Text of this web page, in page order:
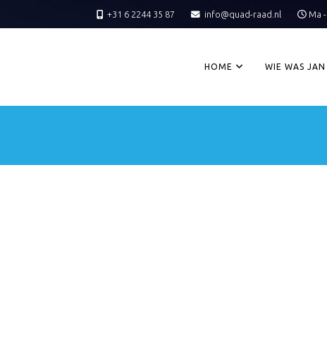
+31 6 2244 35 87 info@quad-raad.nl Ma
HOME WIE WAS JAN